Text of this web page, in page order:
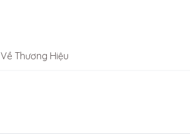
Về Thương Hiệu